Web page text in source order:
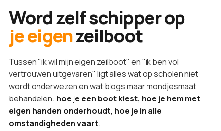
Word zelf schipper op
je eigenzeilboot
Tussen "ik wil mijn eigen zeilboot" en "ik ben vol
vertrouwen uitgevaren" ligt alles wat op scholen niet
wordt onderwezen en wat blogs maar mondjesmaat
behandelen: hoe je een boot kiest, hoe je hem met
eigen handen onderhoudt, hoe je in alle
omstandigheden vaart.